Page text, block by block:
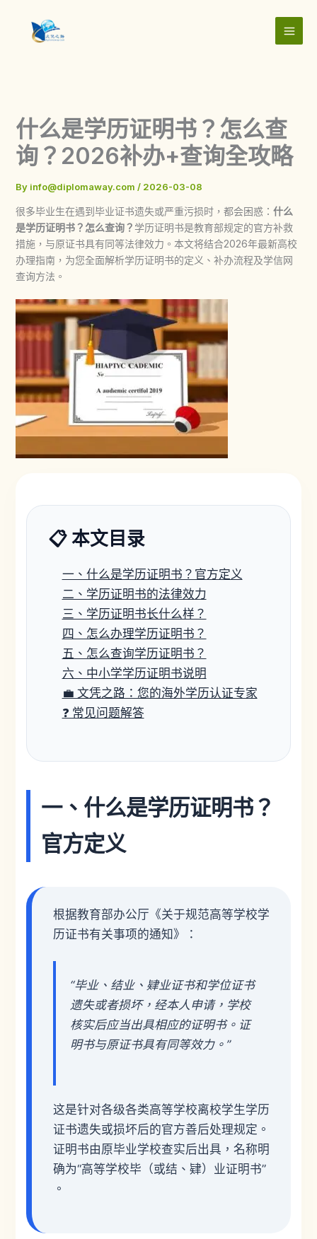
content
什么是学历证明书？怎么查
询？2026补办+查询全攻略
By info@diplomaway.com / 2026-03-08
很多毕业生在遇到毕业证书遗失或严重污损时，都会困惑： 什么
是学历证明书？怎么查询？ 学历证明书是教育部规定的官方补救
措施，与原证书具有同等法律效力。本文将结合2026年最新高校
办理指南，为您全面解析学历证明书的定义、补办流程及学信网
查询方法。
📋 本文目录
一、什么是学历证明书？官方定义
二、学历证明书的法律效力
三、学历证明书长什么样？
四、怎么办理学历证明书？
五、怎么查询学历证明书？
六、中小学学历证明书说明
💼 文凭之路：您的海外学历认证专家
❓ 常见问题解答
一、什么是学历证明书？
官方定义
根据教育部办公厅《关于规范高等学校学
历证书有关事项的通知》：
“毕业、结业、肄业证书和学位证书
遗失或者损坏，经本人申请，学校
核实后应当出具相应的证明书。证
明书与原证书具有同等效力。”
这是针对各级各类高等学校离校学生学历
证书遗失或损坏后的官方善后处理规定。
证明书由原毕业学校查实后出具，名称明
确为“高等学校毕（或结、肄）业证明书”
。